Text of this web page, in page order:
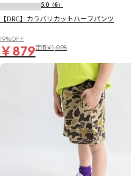
5.0 （6）
【DRC】カラバリカットハーフパンツ
19％OFF
￥879定価￥1,098